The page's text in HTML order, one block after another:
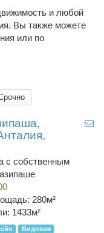
и любой
Вы также можете
или по
с собственным
280м²
1433м²
Видовая